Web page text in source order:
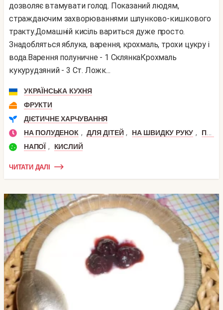
дозволяє втамувати голод. Показаний людям,
страждаючим захворюваннями шлунково-кишкового
тракту.Домашній кисіль вариться дуже просто.
Знадобляться яблука, варення, крохмаль, трохи цукру і
вода.Варення полуничне - 1 СклянкаКрохмаль
кукурудзяний - 3 Ст. Ложк...
УКРАЇНСЬКА КУХНЯ
ФРУКТИ
ДІЄТИЧНЕ ХАРЧУВАННЯ
НА ПОЛУДЕНОК , ДЛЯ ДІТЕЙ , НА ШВИДКУ РУКУ ,
ПОЛУДЕНЬ
НАПОЇ , КИСЛИЙ
ЧИТАТИ ДАЛІ